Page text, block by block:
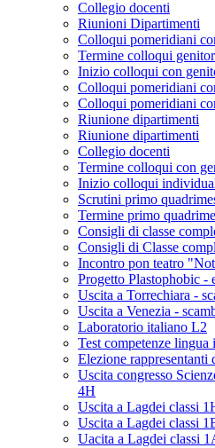
Collegio docenti
Riunioni Dipartimenti
Colloqui pomeridiani
Termine colloqui
Inizio colloqui con
Colloqui pomeridiani
Colloqui pomeridiani
Riunione dipartimenti
Riunione dipartimenti
Collegio docenti
Termine colloqui con
Inizio colloqui
Scrutini primo
Termine primo
Consigli di classe
Consigli di Classe
Incontro pon teatro
Progetto Plastophobic -
Uscita a Torrechiara -
Uscita a Venezia -
Laboratorio italiano L2
Test competenze lingua
Elezione rappresentanti
Uscita congresso
4H
Uscita a Lagdei classi
Uscita a Lagdei classi
Uacita a Lagdei classi